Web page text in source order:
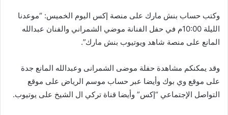
وكتب حساب بنش مارك على منصة إكس اليوم الخميس: “موعدنا
الليلة 10:00م في حفل الفنانة موضي الشمراني والفنان عبدالله
المانع على منصة شاهد ويوتيوب بنش مارك”.
وقد يمكنكم مشاهدة حفلة موضى الشمرانى وعبدالله المانع جدة
على موقع وي بوك وأيضا عبر حساب موسم الرياض على موقع
التواصل الإجتماعي “إكس” وأيضا قناة تركي ال الشيخ على يوتيوب.